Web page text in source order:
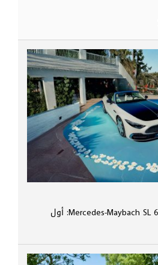
Mercedes-Maybach SL 680 Monogram Series: أول